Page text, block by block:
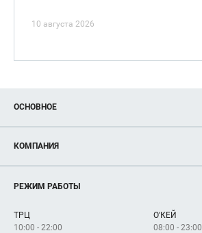
10 августа 2026
ОСНОВНОЕ
Новости
Магазины
Услуги
КОМПАНИЯ
Рекламодателям
Как добраться
РЕЖИМ РАБОТЫ
ТРЦ
10:00 - 22:00
О'КЕЙ
08:00 - 23:00